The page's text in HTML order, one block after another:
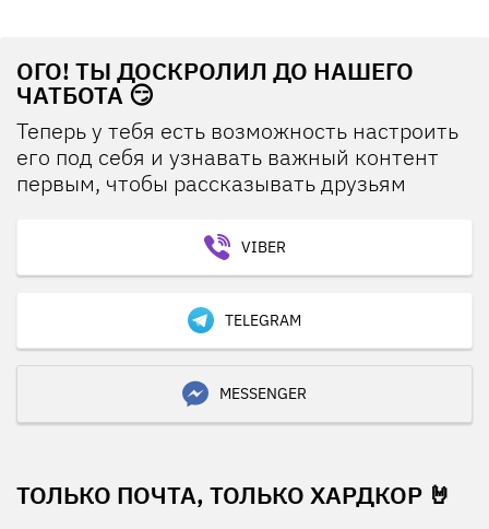
ОГО! ТЫ ДОСКРОЛИЛ ДО НАШЕГО
ЧАТБОТА 😏
Теперь у тебя есть возможность настроить
его под себя и узнавать важный контент
первым, чтобы рассказывать друзьям
VIBER
TELEGRAM
MESSENGER
ТОЛЬКО ПОЧТА, ТОЛЬКО ХАРДКОР 🤘